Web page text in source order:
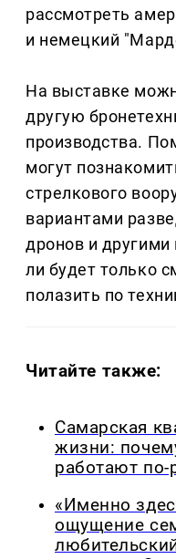
рассмотреть
и немецкий
На выставке
другую
производства.
могут
стрелкового
вариантами
дронов и
ли будет только
полазить по
Читайте также:
Самарская
жизни:
работают по-
«Именно
ощущение